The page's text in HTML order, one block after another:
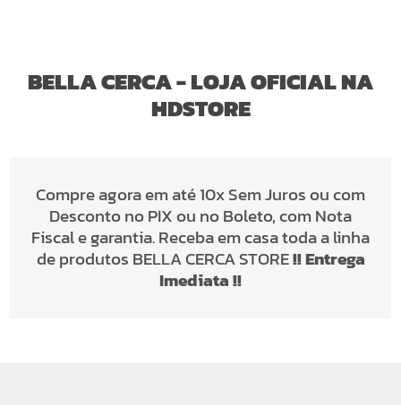
BELLA CERCA - LOJA OFICIAL NA
HDSTORE
Compre agora em até 10x Sem Juros ou com
Desconto no PIX ou no Boleto, com Nota
Fiscal e garantia. Receba em casa toda a linha
de produtos BELLA CERCA STORE!! Entrega
Imediata !!